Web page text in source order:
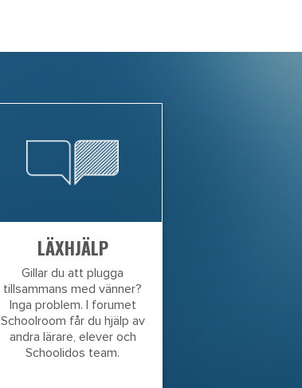
LÄXHJÄLP
Gillar du att plugga
tillsammans med vänner?
Inga problem. I forumet
Schoolroom får du hjälp av
andra lärare, elever och
Schoolidos team.